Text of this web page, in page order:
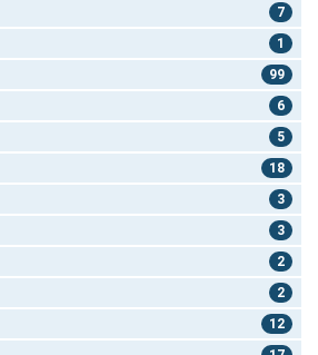
7
1
99
6
5
18
3
3
2
2
12